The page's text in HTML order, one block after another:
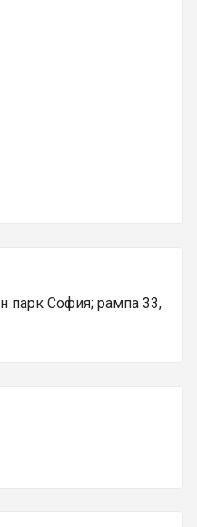
парк София; рампа 33,